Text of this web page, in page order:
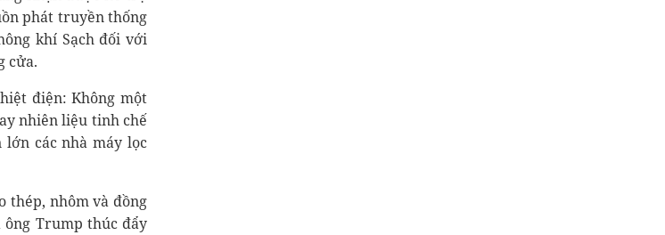
phát truyền thống
khí Sạch đối với
cửa.
điện: Không một
nhiên liệu tinh chế
lớn các nhà máy lọc
thép, nhôm và đồng
ông Trump thúc đẩy